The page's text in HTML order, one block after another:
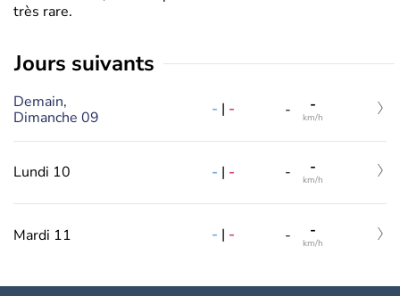
très rare.
jours suivants
Demain,
Dimanche 09
- | - - -
km/h
Lundi 10 - | - - -
km/h
Mardi 11 - | - - -
km/h